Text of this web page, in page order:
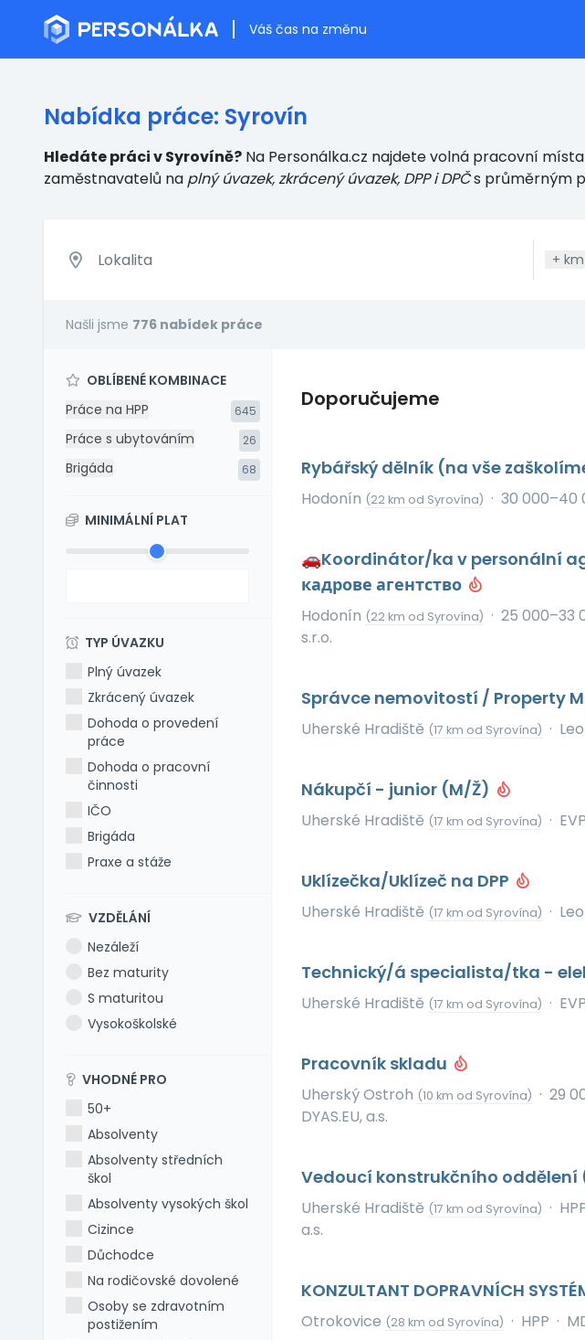
Váš čas na změnu
Nabídka práce: Syrovín
Hledáte práci v Syrovíně? Na Personálka.cz najdete volná pracovní
zaměstnavatelů na plný úvazek, zkrácený úvazek, DPP i DPČs průměrným
+ km
Našli jsme 776 nabídek práce
OBLÍBENÉ KOMBINACE
Práce na HPP
645
Práce s ubytováním 26
Brigáda 68
MINIMÁLNÍ PLAT
TYP ÚVAZKU
Plný úvazek
Zkrácený úvazek
Dohoda o provedení
práce
Dohoda o pracovní
činnosti
IČO
Brigáda
Praxe a stáže
VZDĚLÁNÍ
Nezáleží
Bez maturity
S maturitou
Vysokoškolské
VHODNÉ PRO
50+
Absolventy
Absolventy středních
škol
Absolventy vysokých škol
Cizince
Důchodce
Na rodičovské dovolené
Osoby se zdravotním
postižením
Doporučujeme
Rybářský dělník (na vše
Hodonín (22 km od Syrovína) · 30 000–40
🚗Koordinátor/ka v personální
кадрове агентство
Hodonín (22 km od Syrovína) · 25 000–33
s.r.o.
Správce nemovitostí / Property
Uherské Hradiště (17 km od Syrovína) ·
Nákupčí - junior (M/Ž)
Uherské Hradiště (17 km od Syrovína) ·
Uklízečka/Uklízeč na DPP
Uherské Hradiště (17 km od Syrovína) ·
Technický/á specialista/tka -
Uherské Hradiště (17 km od Syrovína) ·
Pracovník skladu
Uherský Ostroh (10 km od Syrovína) · 29
DYAS.EU, a.s.
Vedoucí konstrukčního oddělení
Uherské Hradiště (17 km od Syrovína) ·
a.s.
KONZULTANT DOPRAVNÍCH
Otrokovice (28 km od Syrovína) · HPP ·